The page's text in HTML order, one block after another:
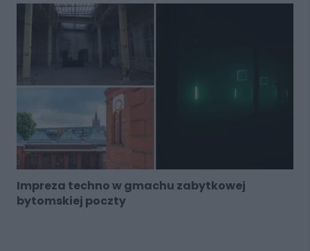
Impreza techno w gmachu zabytkowej
bytomskiej poczty